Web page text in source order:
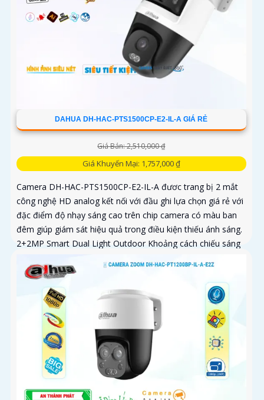
DAHUA DH-HAC-PTS1500CP-E2-IL-A GIÁ RẺ
Giá Bán: 2,510,000 ₫
Giá Khuyến Mại: 1,757,000 ₫
Camera DH-HAC-PTS1500CP-E2-IL-A đươc trang bị 2 mắt
công nghệ HD analog kết nối với đầu ghi lựa chọn giá rẻ với
đặc điểm độ nhạy sáng cao trên chip camera có màu ban
đêm giúp giám sát hiệu quả trong điều kiện thiếu ánh sáng.
2+2MP Smart Dual Light Outdoor Khoảng cách chiếu sáng